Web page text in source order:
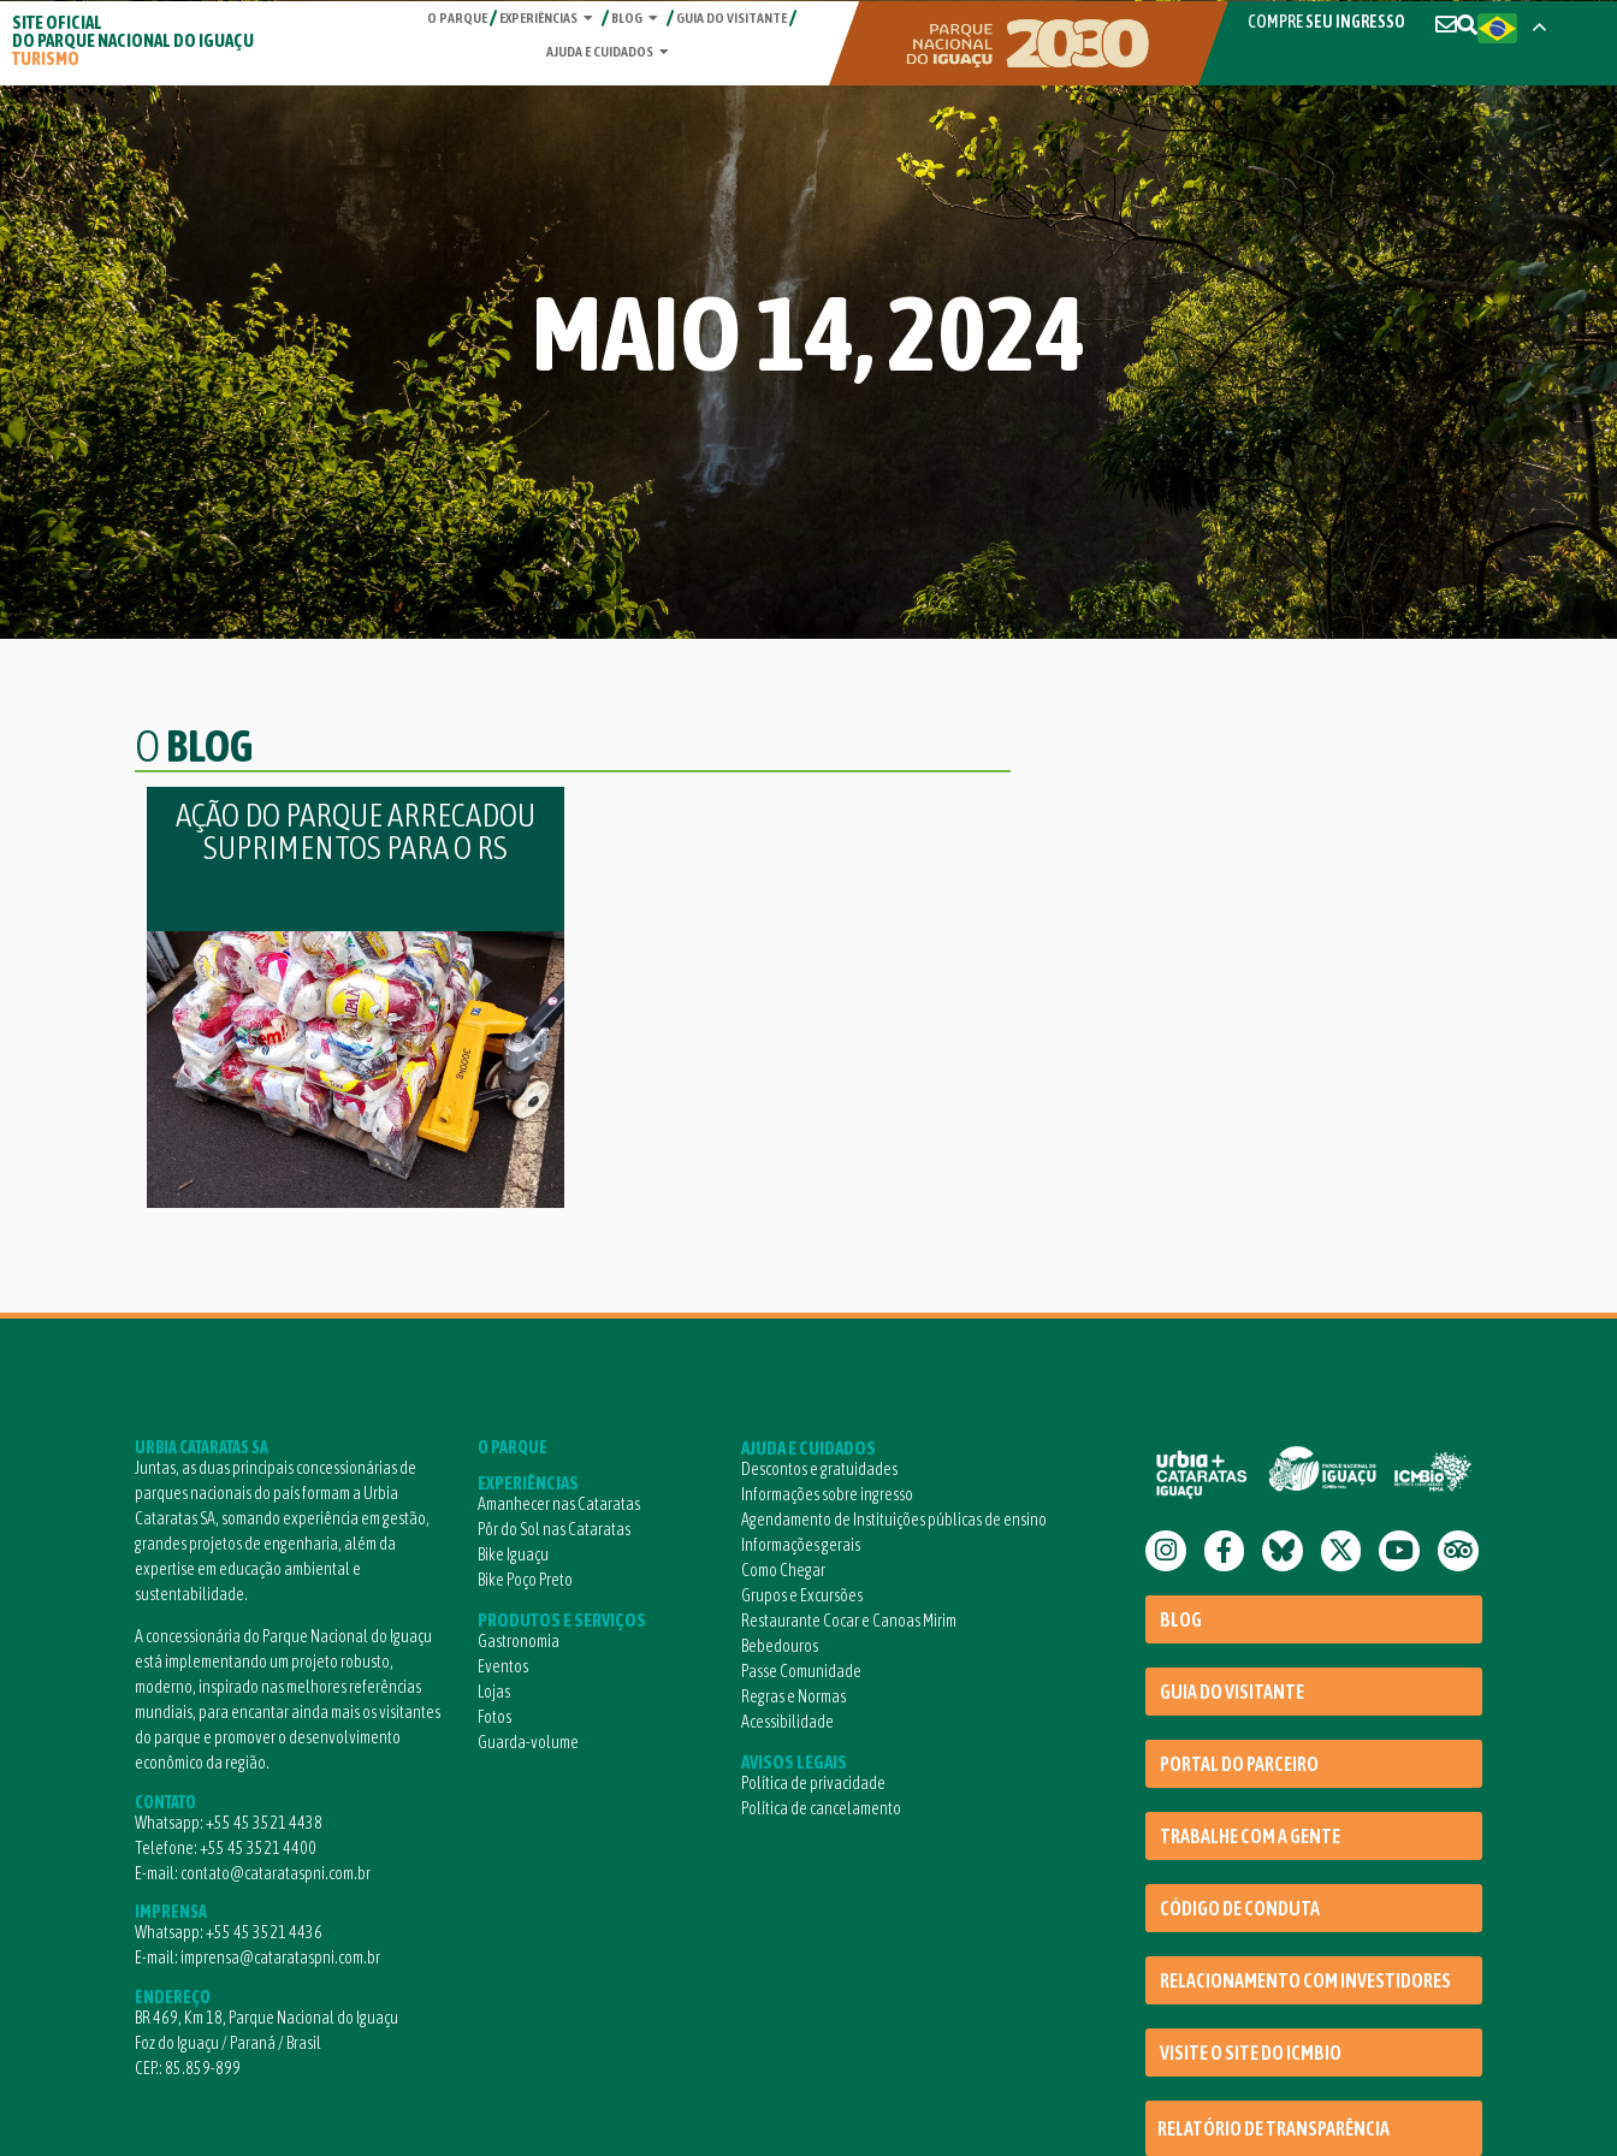
SITE OFICIAL
DO PARQUE NACIONAL DO IGUAÇU
TURISMO
O PARQUE EXPERIÊNCIAS BLOG
GUIA DO VISITANTE
AJUDA E CUIDADOS
COMPRESEU INGRESSO
MAIO 14, 2024
OBLOG
AÇÃO DO PARQUE ARRECADOU
SUPRIMENTOS PARA O RS
URBIA CATARATAS SA
Juntas, as duas principais concessionárias de
parques nacionais do país formam a Urbia
Cataratas SA, somando experiência em gestão,
grandes projetos de engenharia, além da
expertise em educação ambiental e
sustentabilidade.
A concessionária do Parque Nacional do Iguaçu
está implementando um projeto robusto,
moderno, inspirado nas melhores referências
mundiais, para encantar ainda mais os visitantes
do parque e promover o desenvolvimento
econômico da região.
CONTATO
Whatsapp:+55 45 3521 4438
Telefone:+55 45 3521 4400
E-mail: contato@catarataspni.com.br
IMPRENSA
Whatsapp:+55 45 3521 4436
E-mail: imprensa@catarataspni.com.br
ENDEREÇO
BR 469, Km 18, Parque Nacional do Iguaçu
Foz do Iguaçu / Paraná / Brasil
CEP.: 85.859-899
O PARQUE
EXPERIÊNCIAS
Amanhecer nas Cataratas
Pôr do Sol nas Cataratas
Bike Iguaçu
Bike Poço Preto
PRODUTOS E SERVIÇOS
Gastronomia
Eventos
Lojas
Fotos
Guarda-volume
AJUDA E CUIDADOS
Descontos e gratuidades
Informações sobre ingresso
Agendamento de Instituições públicas de ensino
Informações gerais
Como Chegar
Grupos e Excursões
Restaurante Cocar e Canoas Mirim
Bebedouros
Passe Comunidade
Regras e Normas
Acessibilidade
AVISOS LEGAIS
Política de privacidade
Política de cancelamento
BLOG
GUIA DO VISITANTE
PORTAL DO PARCEIRO
TRABALHE COM A GENTE
CÓDIGO DE CONDUTA
RELACIONAMENTO COM INVESTIDORES
VISITE O SITE DO ICMBIO
RELATÓRIO DE TRANSPARÊNCIA